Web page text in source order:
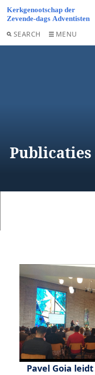
SEARCH MENU
Publicaties
Pavel Goia leidt